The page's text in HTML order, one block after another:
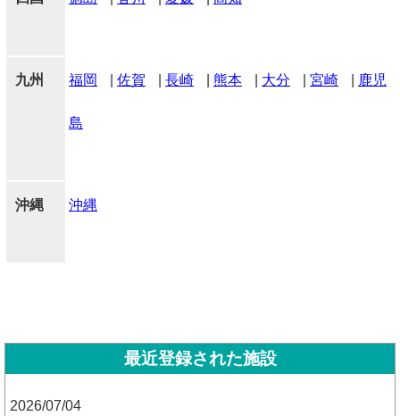
九州 福岡 佐賀 長崎 熊本 大分 宮崎 鹿児
島
沖縄 沖縄
最近登録された施設
2026/07/04